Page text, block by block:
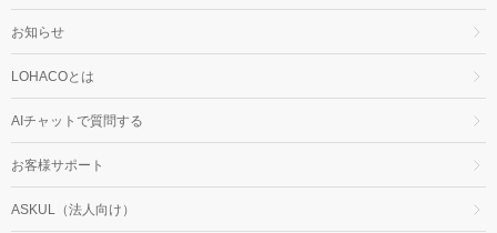
お知らせ
LOHACOとは
AIチャットで質問する
お客様サポート
ASKUL（法人向け）